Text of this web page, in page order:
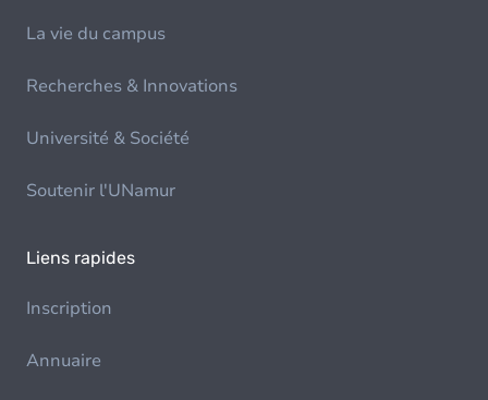
La vie du campus
Recherches & Innovations
Université & Société
Soutenir l'UNamur
Liens rapides
Inscription
Annuaire